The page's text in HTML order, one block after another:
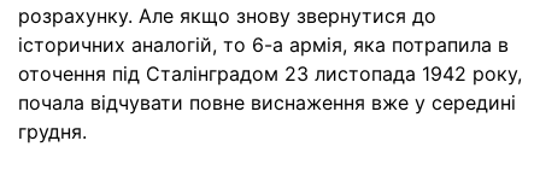
розрахунку. Але якщо знову звернутися до
історичних аналогій, то 6-а армія, яка потрапила в
оточення під Сталінградом 23 листопада 1942 року,
почала відчувати повне виснаження вже у середині
грудня.